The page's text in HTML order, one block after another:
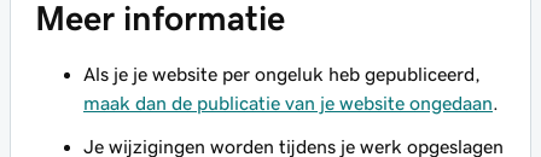
Meer informatie
Als je je website per ongeluk heb gepubliceerd,
maak dan de publicatie van je website ongedaan
Je wijzigingen worden tijdens je werk opgeslagen